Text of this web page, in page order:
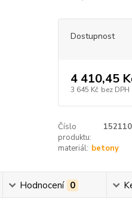
Dostupnost
4 410,45
3 645 Kč bez DPH
Číslo
produktu:
materiál: betony
Hodnocení 0